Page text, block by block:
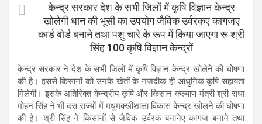
केन्‍द्र सरकार देश के सभी जिलों में कृषि विज्ञान केन्‍द्र
खोलेगी धान की भूसी का उपयोग जैविक उर्वरकए कागजए
कार्ड बोर्ड बनाने तथा पशु चारे के रूप में किया जाएगा रू श्री
सिंह 100 कृषि विज्ञान केन्‍द्रों
केन्‍द्र सरकार ने देश के सभी जिलों में कृषि विज्ञान केन्‍द्र खोलेने की घोषणा
की है। इससे किसानों को उनके खेतों के नजदीक ही आधुनिक कृषि सहायता
मिलेगी। इसके अतिरिक्‍त केन्‍द्रीय कृषि और किसान कल्‍याण मंत्री श्री राधा
मोहन सिंह ने भी दस राज्‍यों में मधुमक्‍खीशाला विकास केन्‍द्र खोलने की घोषणा
की है। श्री सिंहने किसानों से जैविक उर्वरक बनानेए कागज बनाने तथा